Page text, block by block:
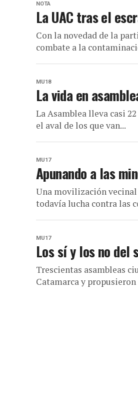
NOTA
La UAC tras el
Con la novedad de la
combate a la
MU18
La vida en
La Asamblea lleva casi
el aval de los que van...
MU17
Apunando a las
Una movilización
todavía lucha contra las
MU17
Los sí y los no del
Trescientas asambleas
Catamarca y